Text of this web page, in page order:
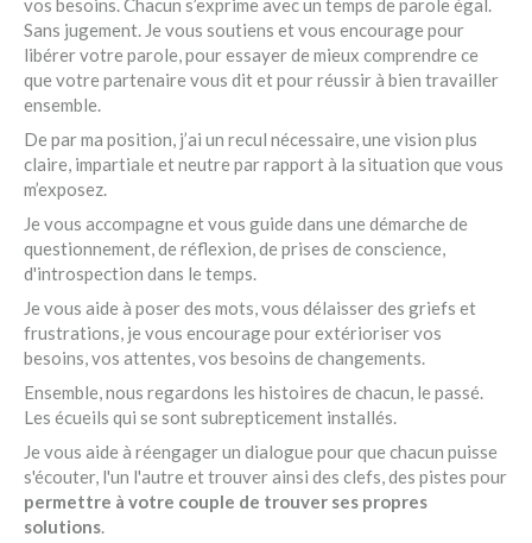
vos besoins. Chacun s’exprime avec un temps de parole égal.
Sans jugement. Je vous soutiens et vous encourage pour
libérer votre parole, pour essayer de mieux comprendre ce
que votre partenaire vous dit et pour réussir à bien travailler
ensemble.
De par ma position, j’ai un recul nécessaire, une vision plus
claire, impartiale et neutre par rapport à la situation que vous
m’exposez.
Je vous accompagne et vous guide dans une démarche de
questionnement, de réflexion, de prises de conscience,
d'introspection dans le temps.
Je vous aide à poser des mots, vous délaisser des griefs et
frustrations, je vous encourage pour extérioriser vos
besoins, vos attentes, vos besoins de changements.
Ensemble, nous regardons les histoires de chacun, le passé.
Les écueils qui se sont subrepticement installés.
Je vous aide à réengager un dialogue pour que chacun puisse
s'écouter, l'un l'autre et trouver ainsi des clefs, des pistes pour
permettre à votre couple de trouver ses propres
solutions.